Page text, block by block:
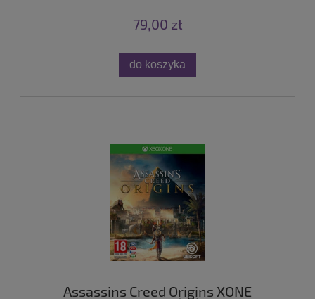
79,00 zł
do koszyka
Assassins Creed Origins XONE